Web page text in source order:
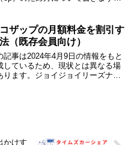
をためる方法カーシェアポイント
は以下でたまり...
ザップの月額料金を割引す
（既存会員向け）
事は2024年4月9日の情報をもと
しているため、現状とは異なる場
ります。ジョイジョイリーズナブ
かけす